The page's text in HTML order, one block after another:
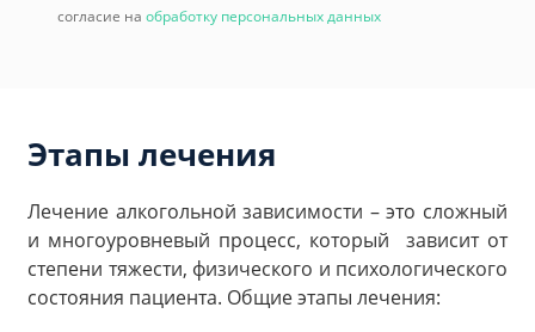
согласие на обработку персональных данных
Этапы лечения
Лечение алкогольной зависимости – это сложный
и многоуровневый процесс, который зависит от
степени тяжести, физического и психологического
состояния пациента. Общие этапы лечения: